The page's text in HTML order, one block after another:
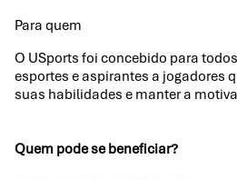
Para quem
O USports foi concebido para
esportes e aspirantes a jogadores
suas habilidades e manter a
Quem pode se beneficiar?